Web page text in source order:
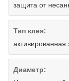
защита от
Тип клея:
активированная
Диаметр: